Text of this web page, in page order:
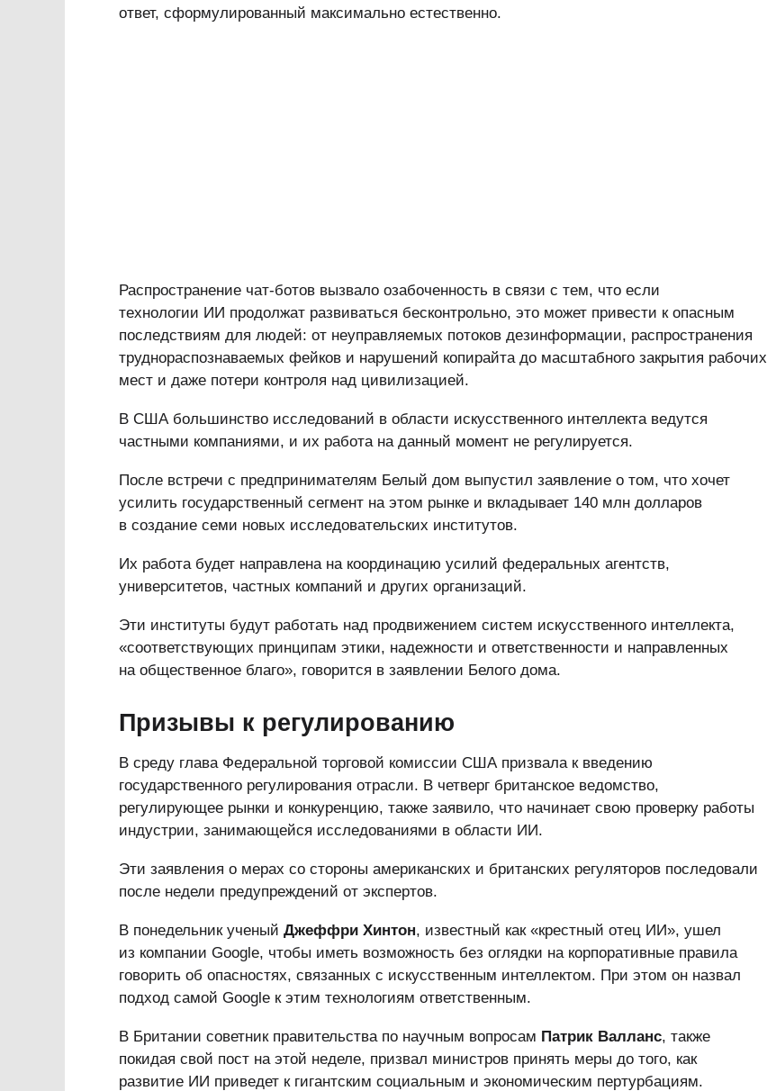
ответ, сформулированный максимально естественно.
Распространение чат-ботов вызвало озабоченность в связи с тем, что если
технологии ИИ продолжат развиваться бесконтрольно, это может привести к опасным
последствиям для людей: от неуправляемых потоков дезинформации, распространения
труднораспознаваемых фейков и нарушений копирайта до масштабного закрытия рабочих
мест и даже потери контроля над цивилизацией.
В США большинство исследований в области искусственного интеллекта ведутся
частными компаниями, и их работа на данный момент не регулируется.
После встречи с предпринимателям Белый дом выпустил заявление о том, что хочет
усилить государственный сегмент на этом рынке и вкладывает 140 млн долларов
в создание семи новых исследовательских институтов.
Их работа будет направлена на координацию усилий федеральных агентств,
университетов, частных компаний и других организаций.
Эти институты будут работать над продвижением систем искусственного интеллекта,
«соответствующих принципам этики, надежности и ответственности и направленных
на общественное благо», говорится в заявлении Белого дома.
Призывы к регулированию
В среду глава Федеральной торговой комиссии США призвала к введению
государственного регулирования отрасли. В четверг британское ведомство,
регулирующее рынки и конкуренцию, также заявило, что начинает свою проверку работы
индустрии, занимающейся исследованиями в области ИИ.
Эти заявления о мерах со стороны американских и британских регуляторов последовали
после недели предупреждений от экспертов.
В понедельник ученый Джеффри Хинтон, известный как «крестный отец ИИ», ушел
из компании Google, чтобы иметь возможность без оглядки на корпоративные правила
говорить об опасностях, связанных с искусственным интеллектом. При этом он назвал
подход самой Google к этим технологиям ответственным.
В Британии советник правительства по научным вопросам Патрик Валланс, также
покидая свой пост на этой неделе, призвал министров принять меры до того, как
развитие ИИ приведет к гигантским социальным и экономическим пертурбациям.